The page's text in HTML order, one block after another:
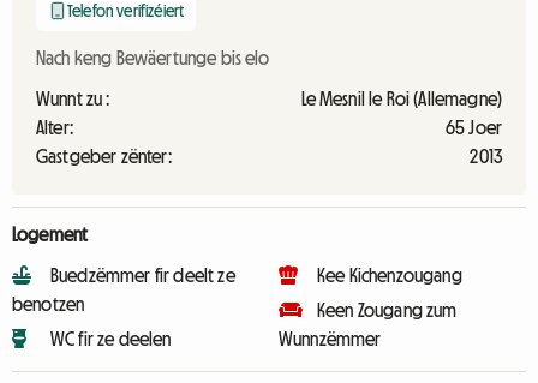
Telefon verifizéiert
Nach keng Bewäertunge bis elo
Wunnt zu :
Le Mesnil le Roi (Allemagne)
Alter:
65 Joer
Gastgeber zënter:
2013
Logement
Buedzëmmer fir deelt ze
benotzen
WC fir ze deelen
Kee Kichenzougang
Keen Zougang zum
Wunnzëmmer